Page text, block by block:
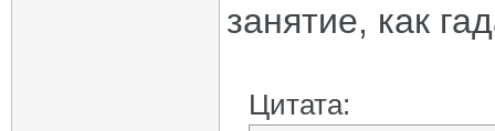
занятие, как
Цитата: